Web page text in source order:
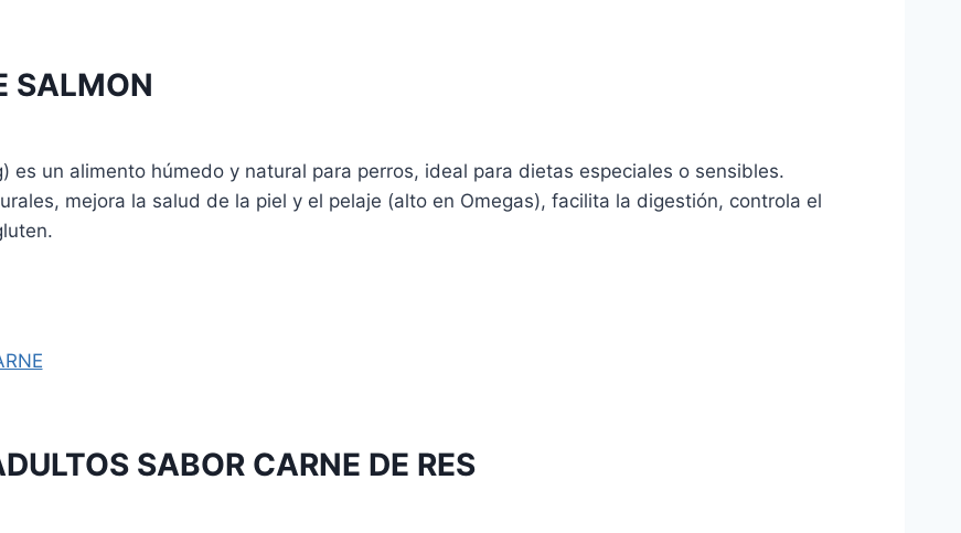
SALMON
es un alimento húmedo y natural para perros, ideal para dietas especiales o sensibles.
mejora la salud de la piel y el pelaje (alto en Omegas), facilita la digestión, controla el
SABOR CARNE DE RES